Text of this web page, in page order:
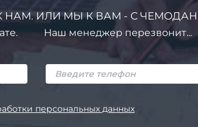
НАМ. ИЛИ МЫ К ВАМ - С
Наш менеджер перезвонит...
персональных данных